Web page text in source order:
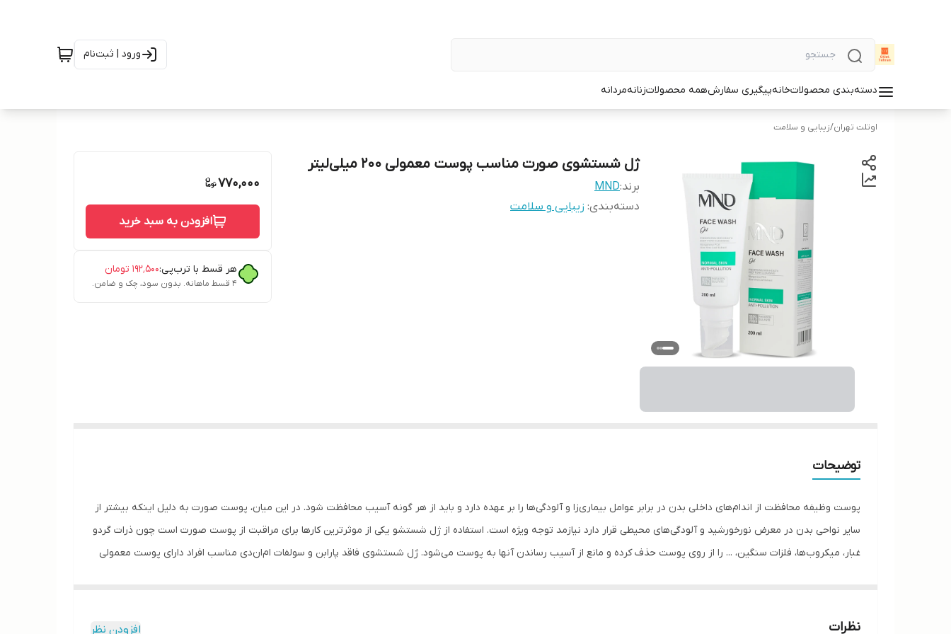
ورود | ثبت‌نام
دسته‌بندی محصولاتخانهپیگیری سفارشهمه محصولاتزنانهمردانه
اوتلت تهران/زیبایی و سلامت
ژل شستشوی صورت مناسب پوست معمولی 200 میلی‌لیتر
برند:MND
دسته‌بندی: زیبایی و سلامت
770,000
افزودن به سبد خرید
هر قسط با ترب‌پی:۱۹۲٬۵۰۰ تومان
۴ قسط ماهانه. بدون سود، چک و ضامن.
توضیحات
پوست وظیفه محافظت از اندام‌های داخلی بدن در برابر عوامل بیماری‌زا و آلودگی‌ها را بر عهده دارد و باید از هر گونه آسیب محافظت شود. در این میان، پوست صورت به دلیل اینکه بیشتر از
سایر نواحی بدن در معرض نورخورشید و آلودگی‌های محیطی قرار دارد نیازمد توجه ویژه است. استفاده از ژل شستشو یکی از موثرترین کارها برای مراقبت از پوست صورت است چون ذرات گردو
غبار، میکروب‌ها، فلزات سنگین، ... را از روی پوست حذف کرده و مانع از آسیب رساندن آنها به پوست می‌شود. ژل شستشوی فاقد پارابن و سولفات ام‌ان‌دی مناسب افراد دارای پوست معمولی
موارد استفاده
نظرات افزودن نظر